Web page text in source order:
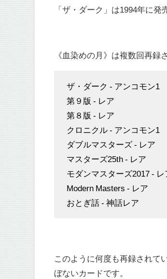
「ザ・ダーク」は1994年に
《血染めの月》は複数回再録
ザ・ダーク - アンコモン1
第９版 - レア
第８版 - レア
クロニクル - アンコモン1
ダブルマスターズ - レア
マスターズ25th - レア
モダンマスターズ2017 - レ
Modern Masters - レア
おとぎ話 - 神話レア
このように何度も再録されて
ぼないカードです。